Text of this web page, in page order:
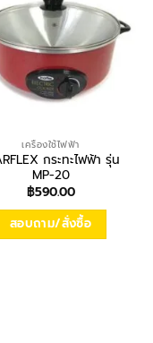
เครื่องใช้ไฟฟ้า
กระทะไฟฟ้า รุ่น
MP-20
฿590.00
สอบถาม/สั่งซื้อ